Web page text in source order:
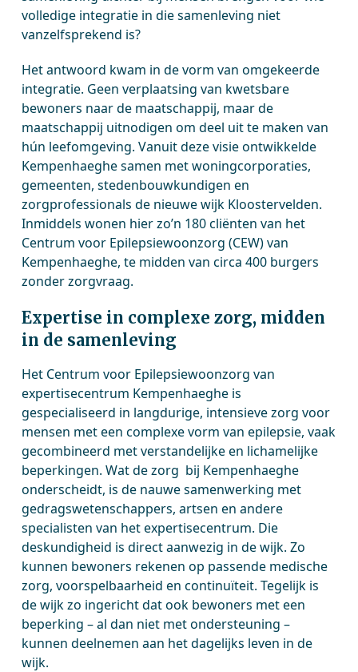
volledige integratie in die samenleving niet
vanzelfsprekend is?
Het antwoord kwam in de vorm van omgekeerde
integratie. Geen verplaatsing van kwetsbare
bewoners naar de maatschappij, maar de
maatschappij uitnodigen om deel uit te maken van
hún leefomgeving. Vanuit deze visie ontwikkelde
Kempenhaeghe samen met woningcorporaties,
gemeenten, stedenbouwkundigen en
zorgprofessionals de nieuwe wijk Kloostervelden.
Inmiddels wonen hier zo’n 180 cliënten van het
Centrum voor Epilepsiewoonzorg (CEW) van
Kempenhaeghe, te midden van circa 400 burgers
zonder zorgvraag.
Expertise in complexe zorg, midden
in de samenleving
Het Centrum voor Epilepsiewoonzorg van
expertisecentrum Kempenhaeghe is
gespecialiseerd in langdurige, intensieve zorg voor
mensen met een complexe vorm van epilepsie, vaak
gecombineerd met verstandelijke en lichamelijke
beperkingen. Wat de zorg bij Kempenhaeghe
onderscheidt, is de nauwe samenwerking met
gedragswetenschappers, artsen en andere
specialisten van het expertisecentrum. Die
deskundigheid is direct aanwezig in de wijk. Zo
kunnen bewoners rekenen op passende medische
zorg, voorspelbaarheid en continuïteit. Tegelijk is
de wijk zo ingericht dat ook bewoners met een
beperking – al dan niet met ondersteuning –
kunnen deelnemen aan het dagelijks leven in de
wijk.